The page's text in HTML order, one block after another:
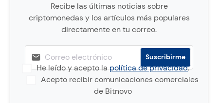
Recibe las últimas noticias sobre
criptomonedas y los artículos más populares
directamente en tu correo.
He leído y acepto lapolítica de privacidad.
Acepto recibir comunicaciones comerciales
de Bitnovo